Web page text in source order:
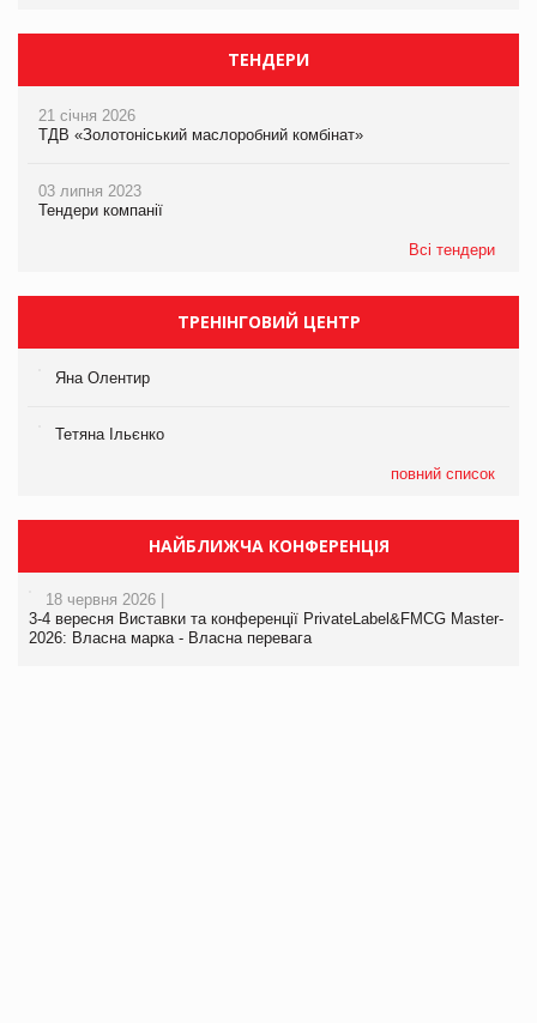
ТЕНДЕРИ
21 січня 2026
ТДВ «Золотоніський маслоробний комбінат»
03 липня 2023
Тендери компанії
Всі тендери
ТРЕНІНГОВИЙ ЦЕНТР
Яна Олентир
Тетяна Ільєнко
повний список
НАЙБЛИЖЧА КОНФЕРЕНЦІЯ
18 червня 2026 |
3-4 вересня Виставки та конференції PrivateLabel&FMCG Master-
2026: Власна марка - Власна перевага